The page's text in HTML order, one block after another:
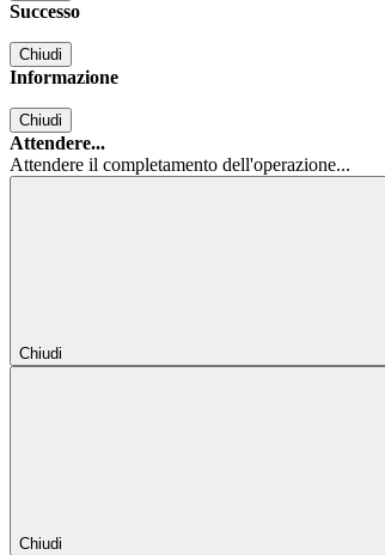
Successo
Chiudi
Informazione
Chiudi
Attendere...
Attendere il completamento dell'operazione...
Chiudi
Chiudi